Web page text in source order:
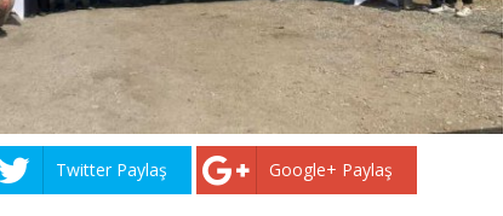
Twitter Paylaş Google+ Paylaş